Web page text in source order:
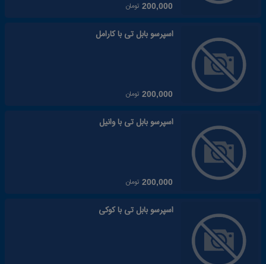
200,000 تومان
اسپرسو بابل تی با کارامل
200,000 تومان
اسپرسو بابل تی با وانیل
200,000 تومان
اسپرسو بابل تی با کوکی